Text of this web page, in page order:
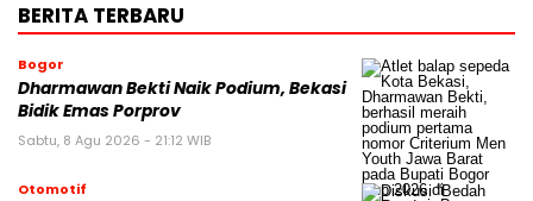
BERITA TERBARU
Bogor
Dharmawan Bekti Naik Podium, Bekasi
Bidik Emas Porprov
Sabtu, 8 Agu 2026 - 21:12 WIB
Otomotif